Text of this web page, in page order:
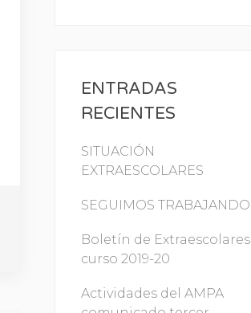
ENTRADAS
RECIENTES
SITUACIÓN
EXTRAESCOLARES
SEGUIMOS TRABAJANDO
Boletín de Extraescolares
curso 2019-20
Actividades del AMPA